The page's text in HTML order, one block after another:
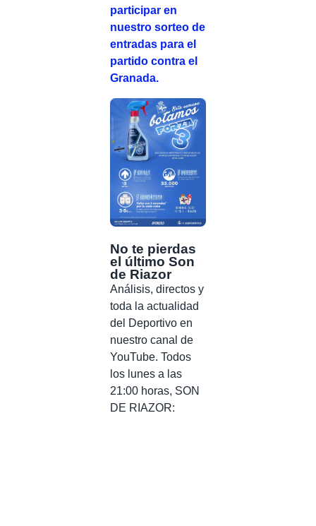
participar en
nuestro sorteo de
entradas para el
partido contra el
Granada.
No te pierdas
el último Son
de Riazor
Análisis, directos y
toda la actualidad
del Deportivo en
nuestro canal de
YouTube. Todos
los lunes a las
21:00 horas, SON
DE RIAZOR: